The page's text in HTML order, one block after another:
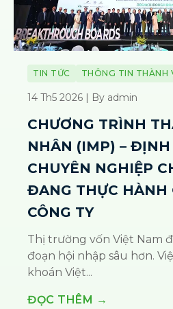
TIN TỨC THÔNG TIN THÀNH
14 Th5 2026 | By admin
CHƯƠNG TRÌNH
NHÂN (IMP) –
CHUYÊN NGHIỆP
ĐANG THỰC HÀNH
CÔNG TY
Thị trường vốn Việt Nam
đoạn hội nhập sâu hơn.
khoán Việt...
ĐỌC THÊM →